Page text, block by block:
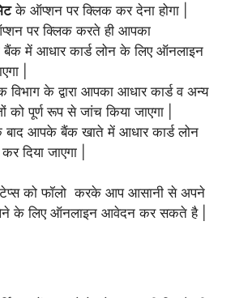
के ऑप्शन पर क्लिक कर देना होगा |
पर क्लिक करते ही आपका
बैंक में आधार कार्ड लोन के लिए ऑनलाइन
|
के द्वारा आपका आधार कार्ड व अन्य
को पूर्ण रूप से जांच किया जाएगा |
आपके बैंक खाते में आधार कार्ड लोन
दिया जाएगा |
को फॉलो करके आप आसानी से अपने
के लिए ऑनलाइन आवेदन कर सकते है |